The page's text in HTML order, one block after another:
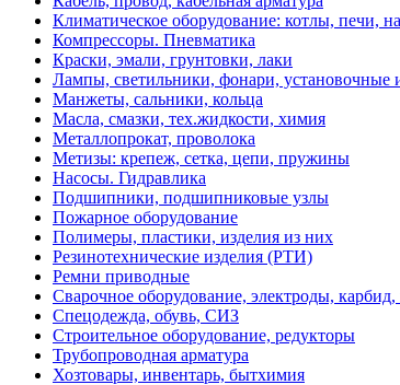
Климатическое оборудование: котлы, печи,
Компрессоры. Пневматика
Краски, эмали, грунтовки, лаки
Лампы, светильники, фонари, установочные
Манжеты, сальники, кольца
Масла, смазки, тех.жидкости, химия
Металлопрокат, проволока
Метизы: крепеж, сетка, цепи, пружины
Насосы. Гидравлика
Подшипники, подшипниковые узлы
Пожарное оборудование
Полимеры, пластики, изделия из них
Резинотехнические изделия (РТИ)
Ремни приводные
Сварочное оборудование, электроды,
Спецодежда, обувь, СИЗ
Строительное оборудование, редукторы
Трубопроводная арматура
Хозтовары, инвентарь, бытхимия